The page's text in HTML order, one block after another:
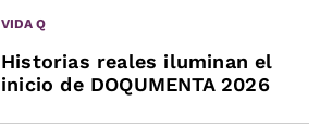
VIDA Q
Historias reales iluminan el
inicio de DOQUMENTA 2026